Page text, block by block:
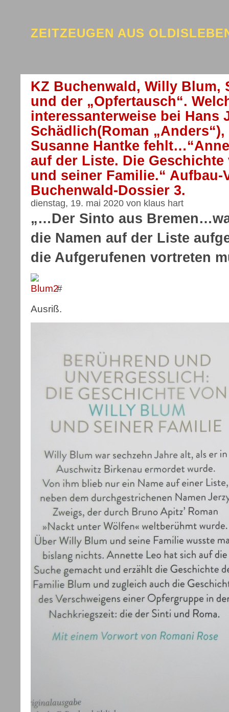
ZEITZEUGEN AUS
KZ Buchenwald, Willy Blum,
und der „Opfertausch“.
interessanterweise bei Hans
Schädlich(Roman
Susanne Hantke
auf der Liste. Die
und seiner Familie.“ Aufbau-
Buchenwald-Dossier 3.
dienstag, 19. mai 2020 von klaus hart
„…Der Sinto aus
die Namen auf der Liste
die Aufgerufenen vortreten
#
Ausriß.